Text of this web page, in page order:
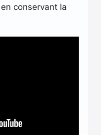
conservant la